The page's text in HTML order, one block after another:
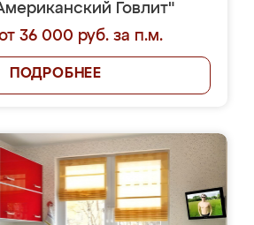
Говлит"
36 000 руб. за п.м.
ПОДРОБНЕЕ